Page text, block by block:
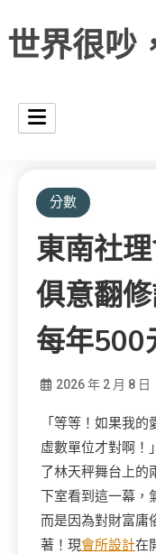
世界很吵
分數
東南社
俱意翻
每年500
2026 年 2 月 8 日
「等等！如果我
虛數單位才對啊！
了林天秤舞台上的
下室看到這一幕，
而是因為對財富庸
著！現會所設計在